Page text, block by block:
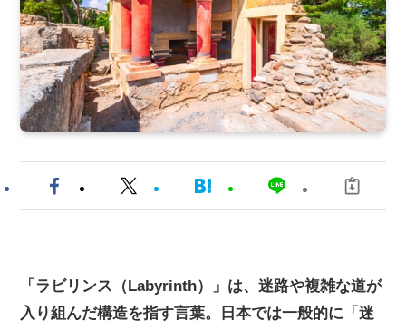
「ラビリンス（Labyrinth）」は、迷路や複雑な道が
入り組んだ構造を指す言葉。日本では一般的に「迷